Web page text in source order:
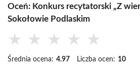
Oceń: Konkurs recytatorski „Z
Sokołowie Podlaskim
★ ★ ★ ★ ★
Średnia ocena: 4.97 Liczba ocen: 10